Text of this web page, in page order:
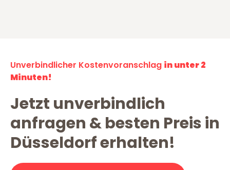
Unverbindlicher Kostenvoranschlag in unter 2
Minuten!
Jetzt unverbindlich
anfragen & besten Preis in
Düsseldorf erhalten!